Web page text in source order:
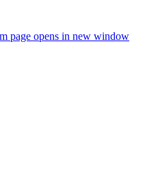
page opens in new window